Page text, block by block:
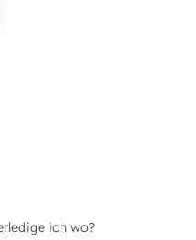
ich wo?